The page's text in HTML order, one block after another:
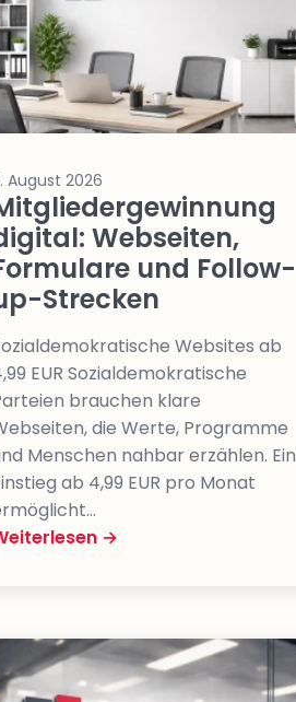
August 2026
Webseiten,
und Follow-
Strecken
Websites ab
EUR Sozialdemokratische
brauchen klare
die Werte, Programme
Menschen nahbar erzählen. Ein
ab 4,99 EUR pro Monat
→